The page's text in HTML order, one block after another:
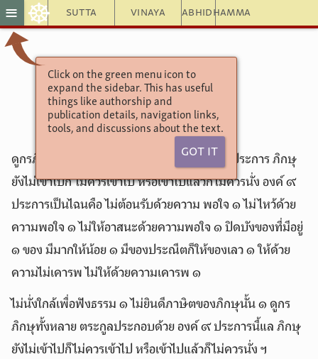
Sutta Vinaya Abhidhamma
≡ ☸
Click on the green menu icon to
expand the sidebar. This has useful
things like authorship and
publication details, navigation links,
tools, and discussions about the text.
Got It
อังคุตตรนิกาย
9.17. กุลสูตร
ดูกรภิกษุทั้งหลาย ตระกูลประกอบด้วยองค์ ๙ ประการ ภิกษุ
ยังไม่เข้าไปก็ ไม่ควรเข้าไป หรือเข้าไปแล้วก็ไม่ควรนั่ง องค์ ๙
ประการเป็นไฉนคือ ไม่ต้อนรับด้วยความ พอใจ ๑ ไม่ไหว้ด้วย
ความพอใจ ๑ ไม่ให้อาสนะด้วยความพอใจ ๑ ปิดบังของที่มีอยู่
๑ ของ มีมากให้น้อย ๑ มีของประณีตก็ให้ของเลว ๑ ให้ด้วย
ความไม่เคารพ ไม่ให้ด้วยความเคารพ ๑
ไม่นั่งใกล้เพื่อฟังธรรม ๑ ไม่ยินดีภาษิตของภิกษุนั้น ๑ ดูกร
ภิกษุทั้งหลาย ตระกูลประกอบด้วย องค์ ๙ ประการนี้แล ภิกษุ
ยังไม่เข้าไปก็ไม่ควรเข้าไป หรือเข้าไปแล้วก็ไม่ควรนั่ง ฯ